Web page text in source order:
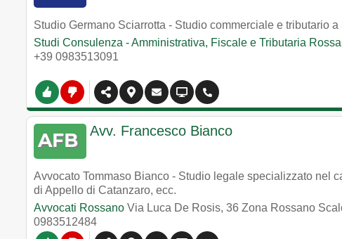
Studio Germano Sciarrotta - Studio commerciale e tributario a
Studi Consulenza - Amministrativa, Fiscale e Tributaria
+39 0983513091
Avv. Francesco Bianco
Avvocato Tommaso Bianco - Studio legale specializzato nel
di Appello di Catanzaro, ecc.
Avvocati Rossano Via Luca De Rosis, 36 Zona Rossano
0983512484